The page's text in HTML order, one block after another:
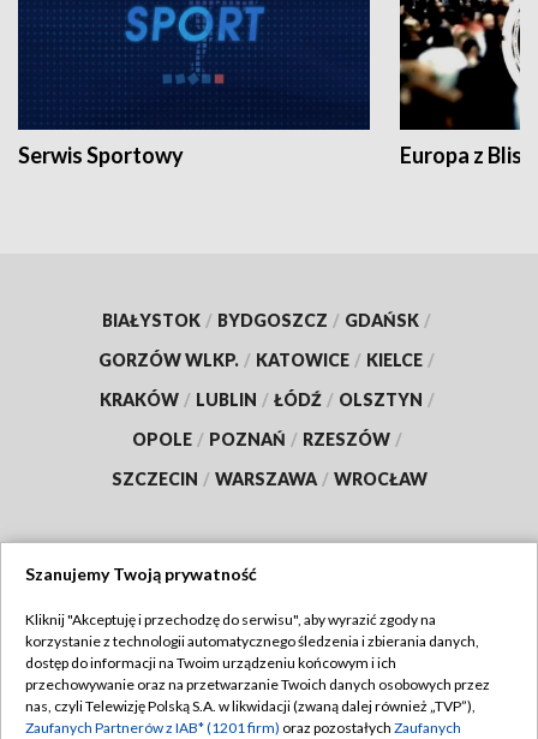
Serwis Sportowy Europa z
BIAŁYSTOK / BYDGOSZCZ / GDAŃSK /
GORZÓW WLKP. / KATOWICE / KIELCE /
KRAKÓW / LUBLIN / ŁÓDŹ / OLSZTYN /
OPOLE / POZNAŃ / RZESZÓW /
SZCZECIN / WARSZAWA / WROCŁAW
TVP
Abonament TVP
Emisja w TVP
Regulamin TVP
Polityka prywatności
Szanujemy Twoją prywatność
Kliknij "Akceptuję i przechodzę do serwisu", aby wyrazić zgody na
korzystanie z technologii automatycznego śledzenia i zbierania danych,
dostęp do informacji na Twoim urządzeniu końcowym i ich
przechowywanie oraz na przetwarzanie Twoich danych osobowych przez
nas, czyli Telewizję Polską S.A. w likwidacji (zwaną dalej również „TVP”),
Zaufanych Partnerów z IAB* (1201 firm) oraz pozostałych Zaufanych